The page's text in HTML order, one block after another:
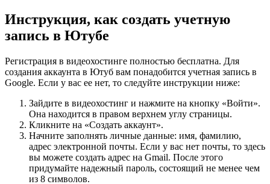
Инструкция, как создать учетную
запись в Ютубе
Регистрация в видеохостинге полностью бесплатна. Для
создания аккаунта в Ютуб вам понадобится учетная запись в
Google. Если у вас ее нет, то следуйте инструкции ниже:
Зайдите в видеохостинг и нажмите на кнопку «Войти».
Она находится в правом верхнем углу страницы.
Кликните на «Создать аккаунт».
Начните заполнять личные данные: имя, фамилию,
адрес электронной почты. Если у вас нет почты, то здесь
вы можете создать адрес на Gmail. После этого
придумайте надежный пароль, состоящий не менее чем
из 8 символов.